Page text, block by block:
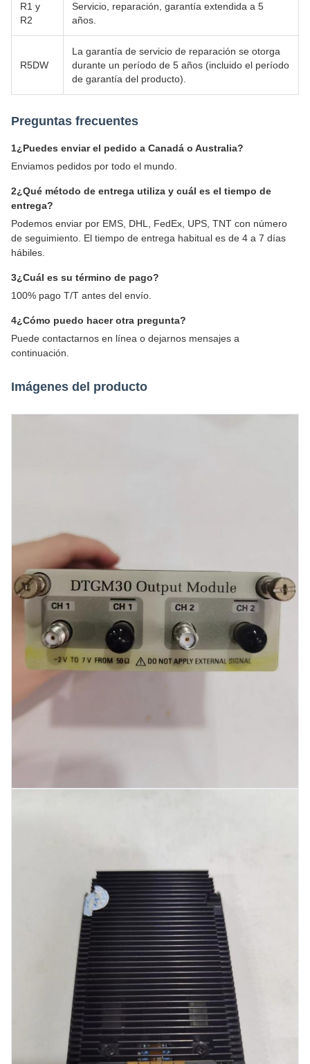
R1 y
R2
Servicio, reparación, garantía extendida a 5
años.
R5DW
La garantía de servicio de reparación se otorga
durante un período de 5 años (incluido el período
de garantía del producto).
Preguntas frecuentes
1¿Puedes enviar el pedido a Canadá o Australia?
Enviamos pedidos por todo el mundo.
2¿Qué método de entrega utiliza y cuál es el tiempo de
entrega?
Podemos enviar por EMS, DHL, FedEx, UPS, TNT con número
de seguimiento. El tiempo de entrega habitual es de 4 a 7 días
hábiles.
3¿Cuál es su término de pago?
100% pago T/T antes del envío.
4¿Cómo puedo hacer otra pregunta?
Puede contactarnos en línea o dejarnos mensajes a
continuación.
Imágenes del producto